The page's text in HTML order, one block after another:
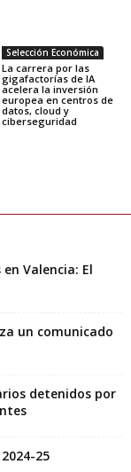
Selección Económica
La carrera por las
gigafactorías de IA
acelera la inversión
europea en centros de
datos, cloud y
ciberseguridad
Valencia: El
un comunicado
detenidos por
25